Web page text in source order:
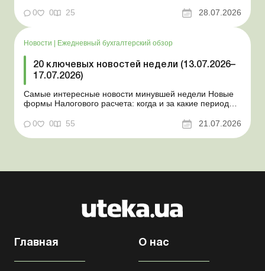
новость о создании координационного центра по
статус «в розыске»: что нужно знать работодателям
Закон о ВПЛ: ка...
0 0 25 28.07.2026
Новости Ежедневный бухгалтерский обзор
20 ключевых новостей недели (13.07.2026–
17.07.2026)
Самые интересные новости минувшей недели Новые
формы Налогового расчета: когда и за какие периоды
переоформления отсрочки от призыва во время
Координационный центр по организации
0 0 55 21.07.2026
Главная О нас